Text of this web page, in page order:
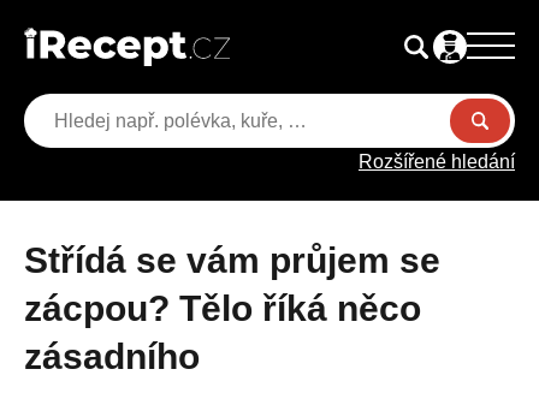
Rozšířené hledání
Střídá se vám průjem se
zácpou? Tělo říká něco
zásadního